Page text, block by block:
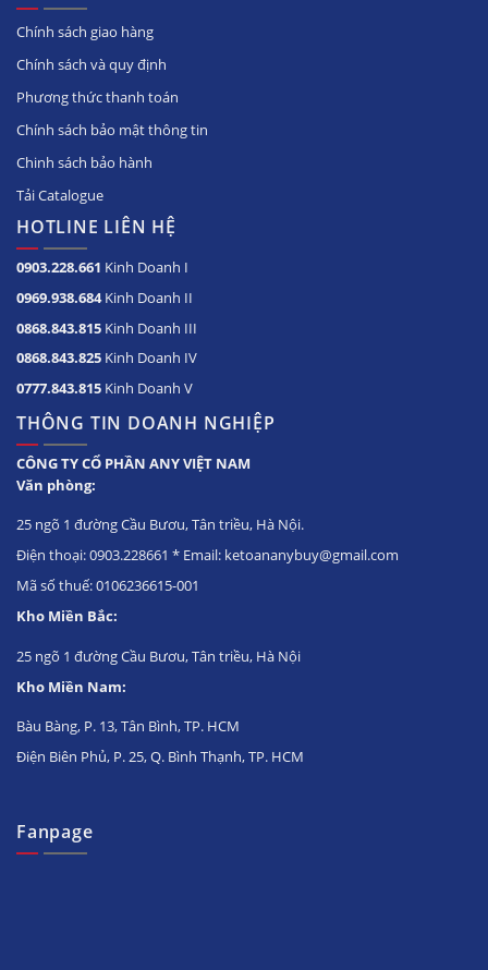
Chính sách giao hàng
Chính sách và quy định
Phương thức thanh toán
Chính sách bảo mật thông tin
Chinh sách bảo hành
Tải Catalogue
HOTLINE LIÊN HỆ
0903.228.661 Kinh Doanh I
0969.938.684Kinh Doanh II
0868.843.815 Kinh Doanh III
0868.843.825 Kinh Doanh IV
0777.843.815 Kinh Doanh V
THÔNG TIN DOANH NGHIỆP
CÔNG TY CỔ PHẦN ANY VIỆT NAM
Văn phòng:
25 ngõ 1 đường Cầu Bươu, Tân triều, Hà Nội.
Điện thoại: 0903.228661 * Email: ketoananybuy@gmail.com
Mã số thuế: 0106236615-001
Kho Miền Bắc:
25 ngõ 1 đường Cầu Bươu, Tân triều, Hà Nội
Kho Miền Nam:
Bàu Bàng, P. 13, Tân Bình, TP. HCM
Điện Biên Phủ, P. 25, Q. Bình Thạnh, TP. HCM
Fanpage